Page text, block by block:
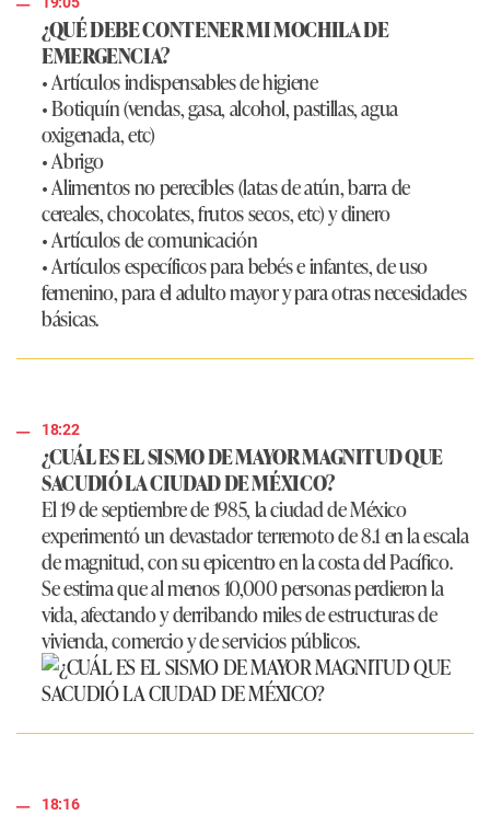
¿QUÉ DEBE CONTENER MI MOCHILA DE
EMERGENCIA?
• Artículos indispensables de higiene
• Botiquín (vendas, gasa, alcohol, pastillas, agua
oxigenada, etc)
• Abrigo
• Alimentos no perecibles (latas de atún, barra de
cereales, chocolates, frutos secos, etc) y dinero
• Artículos de comunicación
• Artículos específicos para bebés e infantes, de uso
femenino, para el adulto mayor y para otras necesidades
básicas.
18:22
¿CUÁL ES EL SISMO DE MAYOR MAGNITUD QUE
SACUDIÓ LA CIUDAD DE MÉXICO?
El 19 de septiembre de 1985, la ciudad de México
experimentó un devastador terremoto de 8.1 en la escala
de magnitud, con su epicentro en la costa del Pacífico.
Se estima que al menos 10,000 personas perdieron la
vida, afectando y derribando miles de estructuras de
vivienda, comercio y de servicios públicos.
18:16